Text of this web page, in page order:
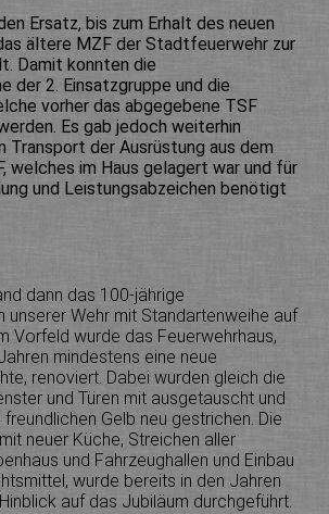
Ersatz, bis zum Erhalt des neuen
ältere MZF der Stadtfeuerwehr zur
Damit konnten die
der 2. Einsatzgruppe und die
vorher das abgegebene TSF
Es gab jedoch weiterhin
Transport der Ausrüstung aus dem
welches im Haus gelagert war und für
und Leistungsabzeichen benötigt
dann das 100-jährige
unserer Wehr mit Standartenweihe auf
Vorfeld wurde das Feuerwehrhaus,
mindestens eine neue
renoviert. Dabei wurden gleich die
und Türen mit ausgetauscht und
Gelb neu gestrichen. Die
neuer Küche, Streichen aller
und Fahrzeughallen und Einbau
wurde bereits in den Jahren
auf das Jubiläum durchgeführt.